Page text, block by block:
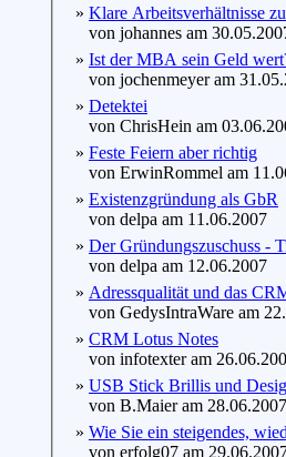
» Klare Arbeitsverhältnisse
von johannes am
» Ist der MBA sein Geld
von jochenmeyer am
» Detektei
von ChrisHein am
» Feste Feiern aber richtig
von ErwinRommel am
» Existenzgründung als GbR
von delpa am 11.06.2007
» Der Gründungszuschuss -
von delpa am 12.06.2007
» Adressqualität und das
von GedysIntraWare am
» CRM Lotus Notes
von infotexter am
» USB Stick Brillis und
von B.Maier am 28.06.2007
» Wie Sie ein steigendes,
von erfolg07 am